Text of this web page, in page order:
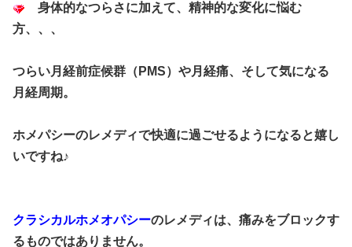
身体的なつらさに加えて、精神的な変化に悩む
方、、、
つらい月経前症候群（PMS）や月経痛、そして気になる
月経周期。
ホメパシーのレメディで快適に過ごせるようになると嬉し
いですね♪
クラシカルホメオパシーのレメディは、痛みをブロックす
るものではありません。